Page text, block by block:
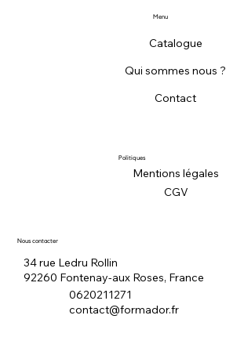
Politiques
Mentions légales
CGV
Nous contacter
34 rue Ledru Rollin
92260 Fontenay-aux Roses, France
0620211271
contact@formador.fr
Catalogue
Qui sommes nous ?
Contact
Menu